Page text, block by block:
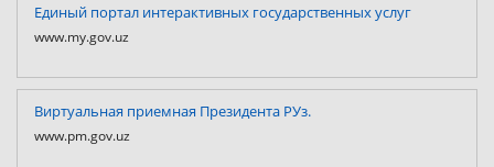
Единый портал интерактивных государственных услуг
www.my.gov.uz
Виртуальная приемная Президента РУз.
www.pm.gov.uz